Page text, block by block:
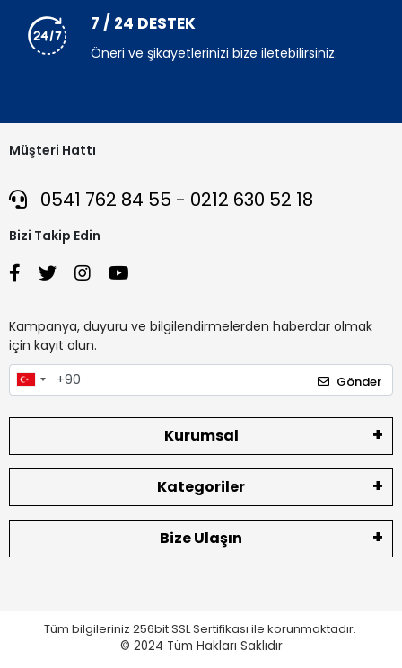
7 / 24 DESTEK
Öneri ve şikayetlerinizi bize iletebilirsiniz.
Müşteri Hattı
0541 762 84 55 - 0212 630 52 18
Bizi Takip Edin
Kampanya, duyuru ve bilgilendirmelerden haberdar olmak
için kayıt olun.
Gönder
Kurumsal
Kategoriler
Bize Ulaşın
Tüm bilgileriniz 256bit SSL Sertifikası ile korunmaktadır.
© 2024 Tüm Hakları Saklıdır